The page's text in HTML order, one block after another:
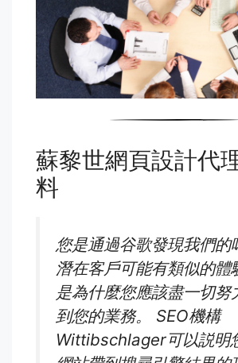
蘇黎世網頁設計代
料
您是通過谷歌發現我們的
潛在客戶可能有類似的體
是為什麼您應該盡一切努
到您的業務。 SEO機構
Wittibschlager可以説明